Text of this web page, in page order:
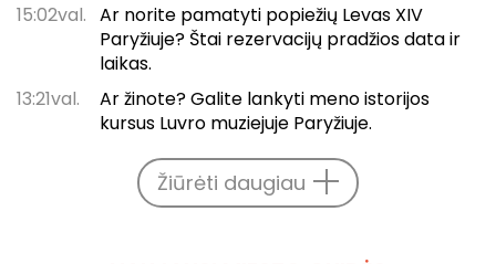
15:02val. Ar norite pamatyti popiežių Levas XIV
Paryžiuje? Štai rezervacijų pradžios data ir
laikas.
13:21val.
Ar žinote? Galite lankyti meno istorijos
kursus Luvro muziejuje Paryžiuje.
Žiūrėti daugiau